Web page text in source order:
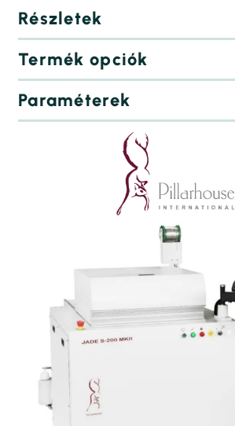
Részletek
Termék opciók
Paraméterek